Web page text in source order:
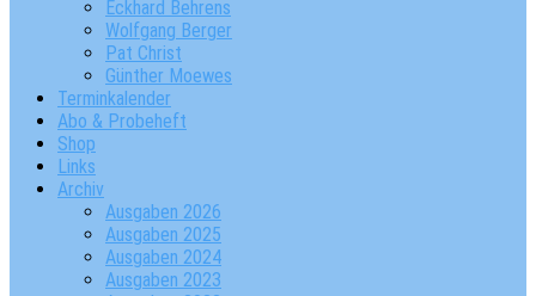
Eckhard Behrens
Wolfgang Berger
Pat Christ
Günther Moewes
Terminkalender
Abo & Probeheft
Shop
Links
Archiv
Ausgaben 2026
Ausgaben 2025
Ausgaben 2024
Ausgaben 2023